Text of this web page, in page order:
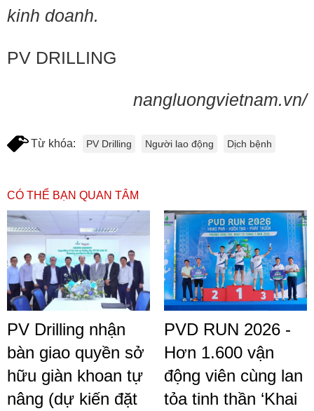
kinh doanh.
PV DRILLING
nangluongvietnam.vn/
Từ khóa: PV Drilling Người lao động Dịch bệnh
CÓ THỂ BẠN QUAN TÂM
PV Drilling nhận
bàn giao quyền sở
hữu giàn khoan tự
nâng (dự kiến đặt
PVD RUN 2026 -
Hơn 1.600 vận
động viên cùng lan
tỏa tinh thần ‘Khai